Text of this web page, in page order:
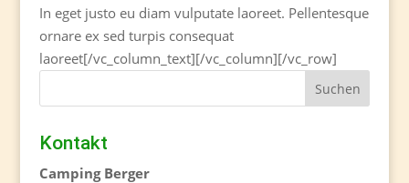
In eget justo eu diam vulputate laoreet. Pellentesque
ornare ex sed turpis consequat
laoreet[/vc_column_text][/vc_column][/vc_row]
Kontakt
Camping Berger